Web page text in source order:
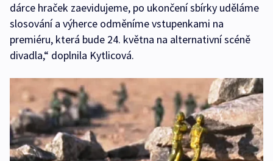
dárce hraček zaevidujeme, po ukončení sbírky uděláme
slosování a výherce odměníme vstupenkami na
premiéru, která bude 24. května na alternativní scéně
divadla,“ doplnila Kytlicová.